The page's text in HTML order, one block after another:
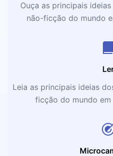
Ouça as principais
não-ficção do mundo
Leia as principais ideias
ficção do mundo em